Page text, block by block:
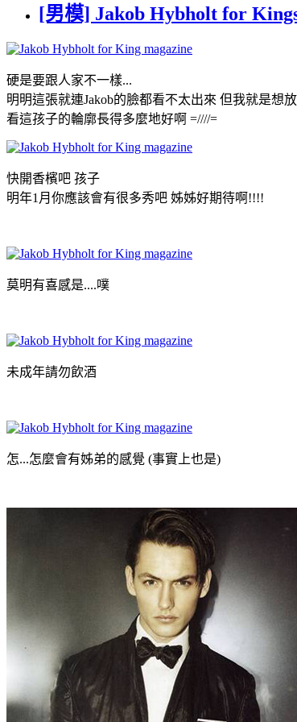
[男模] Jakob Hybholt for
硬是要跟人家不一樣...
明明這張就連Jakob的臉都看不太出來 但我就是想
看這孩子的輪廓長得多麼地好啊 =////=
快開香檳吧 孩子
明年1月你應該會有很多秀吧 姊姊好期待啊!!!!
莫明有喜感是....噗
未成年請勿飲酒
怎...怎麼會有姊弟的感覺 (事實上也是)